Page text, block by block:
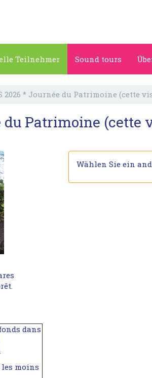
Teilnehmer Sound tours
2026 * Journée du Patrimoine (cette
du Patrimoine (cette
dans
moins
Wählen Sie ein